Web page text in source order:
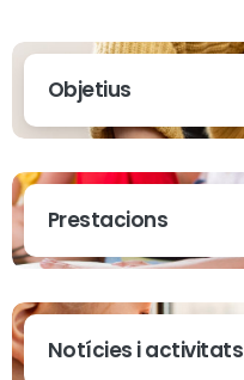
Objetius
Prestacions
Notícies i activitats